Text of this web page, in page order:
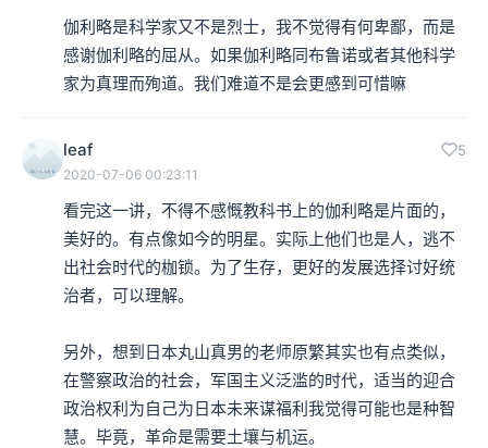
伽利略是科学家又不是烈士，我不觉得有何卑鄙，而是
感谢伽利略的屈从。如果伽利略同布鲁诺或者其他科学
家为真理而殉道。我们难道不是会更感到可惜嘛
leaf 5
2020-07-06 00:23:11
看完这一讲，不得不感慨教科书上的伽利略是片面的，
美好的。有点像如今的明星。实际上他们也是人，逃不
出社会时代的枷锁。为了生存，更好的发展选择讨好统
治者，可以理解。
另外，想到日本丸山真男的老师原繁其实也有点类似，
在警察政治的社会，军国主义泛滥的时代，适当的迎合
政治权利为自己为日本未来谋福利我觉得可能也是种智
慧。毕竟，革命是需要土壤与机运。